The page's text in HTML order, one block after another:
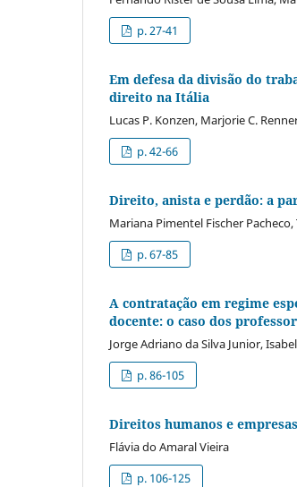
p. 27-41
Em defesa da divisão do
direito na Itália
Lucas P. Konzen, Marjorie C.
p. 42-66
Direito, anista e perdão: a
Mariana Pimentel Fischer
p. 67-85
A contratação em regime
docente: o caso dos
Jorge Adriano da Silva Junior,
p. 86-105
Direitos humanos e
Flávia do Amaral Vieira
p. 106-125